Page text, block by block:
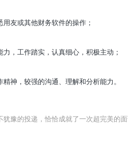
友或其他财务软件的操作；
，工作踏实，认真细心，积极主动；
，较强的沟通、理解和分析能力。
犹豫的投递，恰恰成就了一次超完美的面